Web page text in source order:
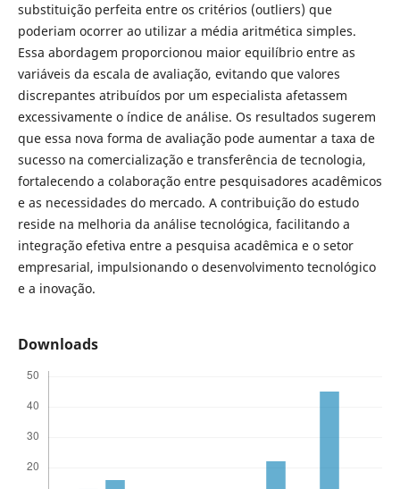
substituição perfeita entre os critérios (outliers) que
poderiam ocorrer ao utilizar a média aritmética simples.
Essa abordagem proporcionou maior equilíbrio entre as
variáveis da escala de avaliação, evitando que valores
discrepantes atribuídos por um especialista afetassem
excessivamente o índice de análise. Os resultados sugerem
que essa nova forma de avaliação pode aumentar a taxa de
sucesso na comercialização e transferência de tecnologia,
fortalecendo a colaboração entre pesquisadores acadêmicos
e as necessidades do mercado. A contribuição do estudo
reside na melhoria da análise tecnológica, facilitando a
integração efetiva entre a pesquisa acadêmica e o setor
empresarial, impulsionando o desenvolvimento tecnológico
e a inovação.
Downloads